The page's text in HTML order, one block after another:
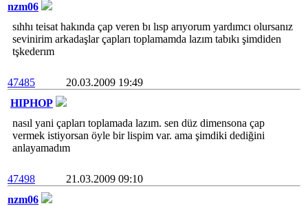
nzm06
sıhhı teisat hakında çap veren bı lısp arıyorum yardımcı olursanız
sevinirim arkadaşlar çapları toplamamda lazım tabıkı şimdiden
tşkederım
47485
20.03.2009 19:49
HIPHOP
nasıl yani çapları toplamada lazım. sen düz dimensona çap
vermek istiyorsan öyle bir lispim var. ama şimdiki dediğini
anlayamadım
47498
21.03.2009 09:10
nzm06